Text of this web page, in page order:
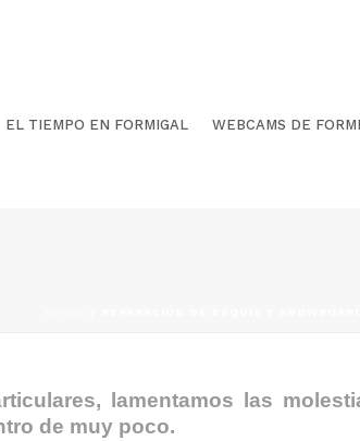
EL TIEMPO EN FORMIGAL WEBCAMS DE
lamentamos las
de muy poco.